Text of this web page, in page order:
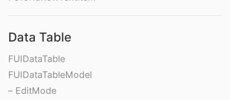
Data Table
FUIDataTable
FUIDataTableModel
– EditMode